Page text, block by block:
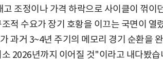
고 조정이나 가격 하락으로 사이클이 꺾이
조적 수요가 장기 호황을 이끄는 국면이 열
과거 3~4년 주기의 메모리 경기 순환을
소 2026년까지 이어질 것"이라고 내다봤습